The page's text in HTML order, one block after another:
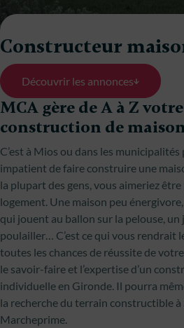
Constructeur
Découvrir les annonces
MCA gère de A à Z
construction de
C’est à Mios ou dans les
impatient de faire construire une
la plupart des gens, vous aimeriez
logement. Une maison peu
qui jouent au ballon sur la pelouse,
poulailler… C’est ce qui vous rendrait
toutes les chances de réussite de
le savoir-faire et l’expertise d’un
individuelle en Gironde. Il pourra
la recherche du terrain constructible à
Marcheprime.